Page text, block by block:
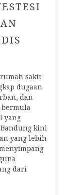
sakit
dugaan
dan
bermula
yang
kini
yang lebih
dari